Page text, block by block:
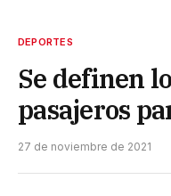
DEPORTES
Se definen
pasajeros
27 de noviembre de 2021